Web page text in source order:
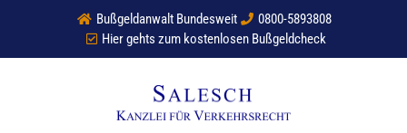
Bußgeldanwalt Bundesweit
0800-5893808
Hier gehts zum kostenlosen Bußgeldcheck